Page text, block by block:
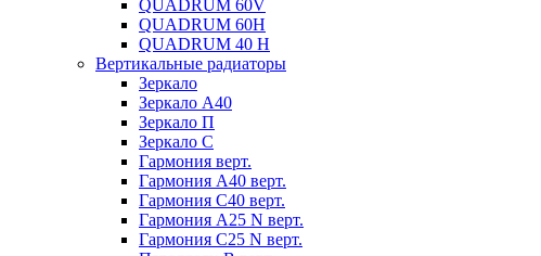
QUADRUM 60V
QUADRUM 60H
QUADRUM 40 H
Вертикальные радиаторы
Зеркало
Зеркало А40
Зеркало П
Зеркало С
Гармония верт.
Гармония А40 верт.
Гармония С40 верт.
Гармония А25 N верт.
Гармония С25 N верт.